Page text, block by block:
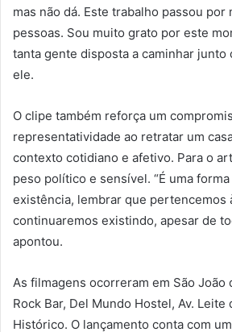
mas não dá. Este trabalho passou por
pessoas. Sou muito grato por este
tanta gente disposta a caminhar junto
ele.
O clipe também reforça um
representatividade ao retratar um
contexto cotidiano e afetivo. Para o
peso político e sensível. “É uma
existência, lembrar que pertencemos
continuaremos existindo, apesar de
apontou.
As filmagens ocorreram em São João
Rock Bar, Del Mundo Hostel, Av.
Histórico. O lançamento conta com